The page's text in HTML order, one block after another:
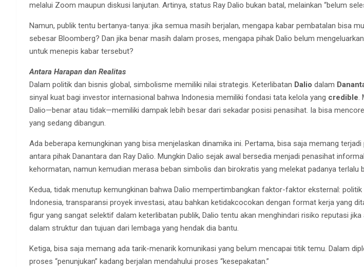
melalui Zoom maupun diskusi lanjutan. Artinya, status Ray Dalio bukan batal, melainkan “belum
Namun, publik tentu bertanya-tanya: jika semua masih berjalan, mengapa kabar pembatalan bisa
sebesar Bloomberg? Dan jika benar masih dalam proses, mengapa pihak Dalio belum
untuk menepis kabar tersebut?
Antara Harapan dan Realitas
Dalam politik dan bisnis global, simbolisme memiliki nilai strategis. Keterlibatan Dalio dalam
sinyal kuat bagi investor internasional bahwa Indonesia memiliki fondasi tata kelola yang credible.
Dalio—benar atau tidak—memiliki dampak lebih besar dari sekadar posisi penasihat. Ia bisa
yang sedang dibangun.
Ada beberapa kemungkinan yang bisa menjelaskan dinamika ini. Pertama, bisa saja memang
antara pihak Danantara dan Ray Dalio. Mungkin Dalio sejak awal bersedia menjadi penasihat
kehormatan, namun kemudian merasa beban simbolis dan birokratis yang melekat padanya terlalu
Kedua, tidak menutup kemungkinan bahwa Dalio mempertimbangkan faktor-faktor eksternal: politik
Indonesia, transparansi proyek investasi, atau bahkan ketidakcocokan dengan format kerja yang
figur yang sangat selektif dalam keterlibatan publik, Dalio tentu akan menghindari risiko reputasi jika
dalam struktur dan tujuan dari lembaga yang hendak dia bantu.
Ketiga, bisa saja memang ada tarik-menarik komunikasi yang belum mencapai titik temu. Dalam
proses “penunjukan” kadang berjalan mendahului proses “kesepakatan.”